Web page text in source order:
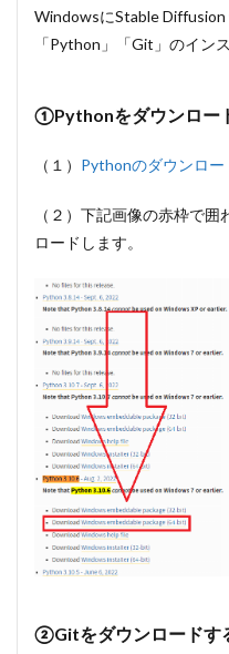
4
Stable
Diffusion
ルのダウ
方法と保
存先
4.1
Civitai
から
ンロ
ード
する
方法
4.2
Hugging
Faceか
らダウ
ンロー
ドする
方法
4.3
おす
デル
WindowsにStable
「Python」「Git」のイン
①Pythonをダウンロー
（１） Pythonのダウンロー
（２）下記画像の赤枠で
ロードします。
②Gitをダウンロードす